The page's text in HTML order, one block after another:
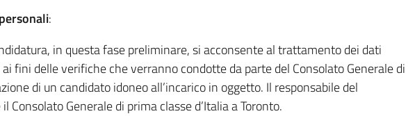
:
in questa fase preliminare, si acconsente al trattamento dei dati
fini delle verifiche che verranno condotte da parte del Consolato Generale di
di un candidato idoneo all’incarico in oggetto. Il responsabile del
Consolato Generale di prima classe d’Italia a Toronto.